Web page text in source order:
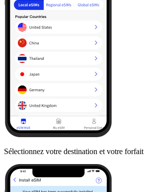
Sélectionnez votre destination et votre forfait